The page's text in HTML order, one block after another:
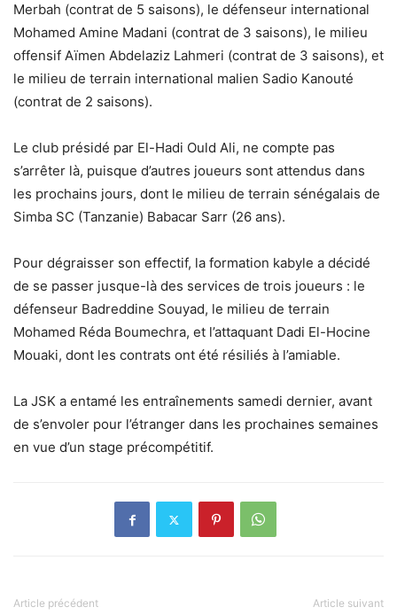
Merbah (contrat de 5 saisons), le défenseur international
Mohamed Amine Madani (contrat de 3 saisons), le milieu
offensif Aïmen Abdelaziz Lahmeri (contrat de 3 saisons), et
le milieu de terrain international malien Sadio Kanouté
(contrat de 2 saisons).
Le club présidé par El-Hadi Ould Ali, ne compte pas
s’arrêter là, puisque d’autres joueurs sont attendus dans
les prochains jours, dont le milieu de terrain sénégalais de
Simba SC (Tanzanie) Babacar Sarr (26 ans).
Pour dégraisser son effectif, la formation kabyle a décidé
de se passer jusque-là des services de trois joueurs : le
défenseur Badreddine Souyad, le milieu de terrain
Mohamed Réda Boumechra, et l’attaquant Dadi El-Hocine
Mouaki, dont les contrats ont été résiliés à l’amiable.
La JSK a entamé les entraînements samedi dernier, avant
de s’envoler pour l’étranger dans les prochaines semaines
en vue d’un stage précompétitif.
Article précédent Article suivant